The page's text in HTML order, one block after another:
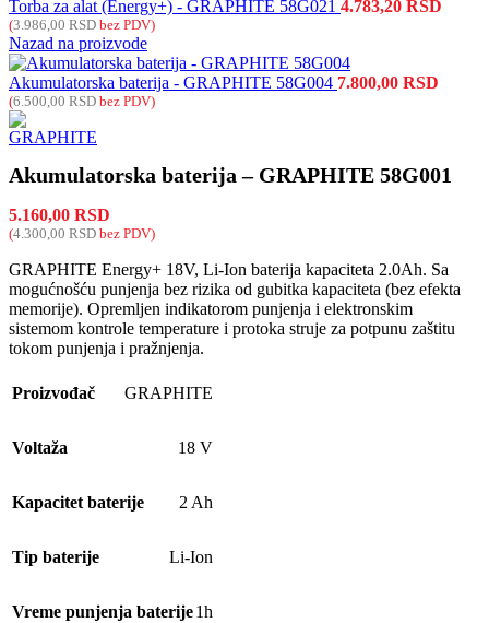
Torba za alat (Energy+) - GRAPHITE 58G021 4.783,20 RSD
(3.986,00 RSD bez PDV)
Nazad na proizvode
Akumulatorska baterija - GRAPHITE 58G004 7.800,00 RSD
(6.500,00 RSD bez PDV)
Akumulatorska baterija – GRAPHITE 58G001
5.160,00 RSD
(4.300,00 RSD bez PDV)
GRAPHITE Energy+ 18V, Li-Ion baterija kapaciteta 2.0Ah. Sa
mogućnošću punjenja bez rizika od gubitka kapaciteta (bez efekta
memorije). Opremljen indikatorom punjenja i elektronskim
sistemom kontrole temperature i protoka struje za potpunu zaštitu
tokom punjenja i pražnjenja.
Proizvođač GRAPHITE
Voltaža 18 V
Kapacitet baterije 2 Ah
Tip baterije Li-Ion
Vreme punjenja baterije1h